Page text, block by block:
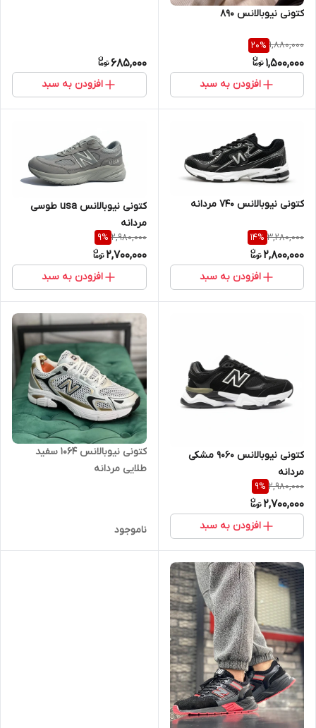
کتونی نیوبالانس 890
1,880,000
20%
1,500,000
افزودن به سبد
685,000
افزودن به سبد
کتونی نیوبالانس ۷۴۰ مردانه
3,280,000
14%
2,800,000
افزودن به سبد
کتونی نیوبالانس usa طوسی
مردانه
2,980,000
9%
2,700,000
افزودن به سبد
کتونی نیوبالانس 9060 مشکی
مردانه
2,980,000
9%
2,700,000
افزودن به سبد
کتونی نیوبالانس 1064 سفید
طلایی مردانه
ناموجود